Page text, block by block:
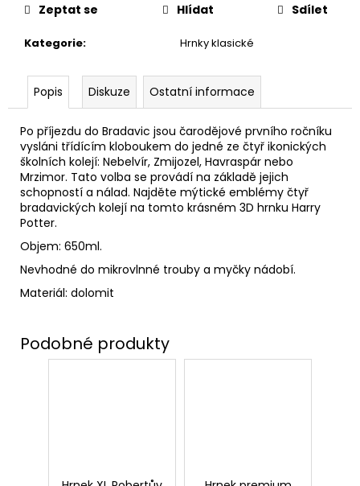
Kategorie: Hrnky klasické
Zeptat se Hlídat Sdílet
Popis Diskuze Ostatní informace
Po příjezdu do Bradavic jsou čarodějové prvního ročníku
vysláni třídícím kloboukem do jedné ze čtyř ikonických
školních kolejí: Nebelvír, Zmijozel, Havraspár nebo
Mrzimor. Tato volba se provádí na základě jejich
schopností a nálad. Najděte mýtické emblémy čtyř
bradavických kolejí na tomto krásném 3D hrnku Harry
Potter.
Objem: 650ml.
Nevhodné do mikrovlnné trouby a myčky nádobí.
Materiál: dolomit
e
m
HARIBO
KRABIČCE
450G,
HARRY
POTTER
139
Kč
Původně:
169
Kč